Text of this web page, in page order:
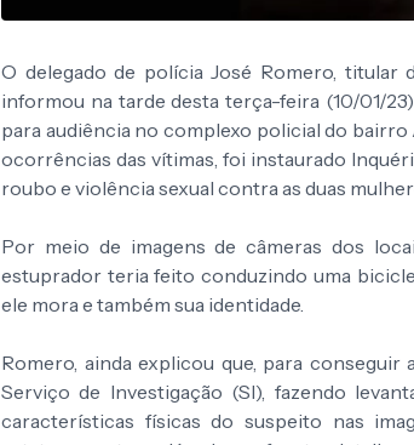
O delegado de polícia José Romero, titular
informou na tarde desta terça-feira (10/01/
para audiência no complexo policial do
ocorrências das vítimas, foi instaurado
roubo e violência sexual contra as duas
Por meio de imagens de câmeras dos
estuprador teria feito conduzindo uma
ele mora e também sua identidade.
Romero, ainda explicou que, para
Serviço de Investigação (SI), fazendo
características físicas do suspeito nas